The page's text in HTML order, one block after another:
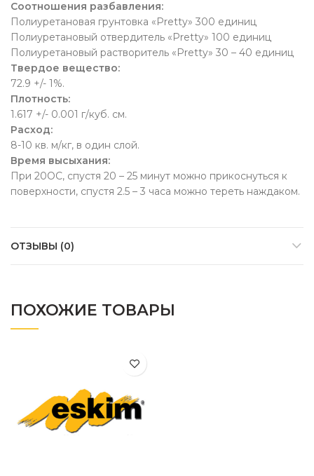
Соотношения разбавления:
Полиуретановая грунтовка «Pretty» 300 единиц
Полиуретановый отвердитель «Pretty» 100 единиц
Полиуретановый растворитель «Pretty» 30 – 40 единиц
Твердое вещество:
72.9 +/- 1%.
Плотность:
1.617 +/- 0.001 г/куб. см.
Расход:
8-10 кв. м/кг, в один слой.
Время высыхания:
При 20OC, спустя 20 – 25 минут можно прикоснуться к
поверхности, спустя 2.5 – 3 часа можно тереть наждаком.
ОТЗЫВЫ (0)
ПОХОЖИЕ ТОВАРЫ